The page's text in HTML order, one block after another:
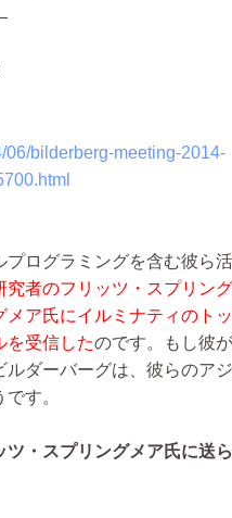
06/bilderberg-meeting-2014-
ログラミングを含む彼ら
究者のフリッツ・スプリン
メア氏にイルミナティのト
を受信したのです。もし彼
ダーバーグは、彼らのア
す。
・スプリングメア氏に送